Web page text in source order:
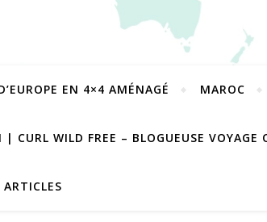
EN 4×4 AMÉNAGÉ MAROC
CURL WILD FREE – BLOGUEUSE VOYAGE